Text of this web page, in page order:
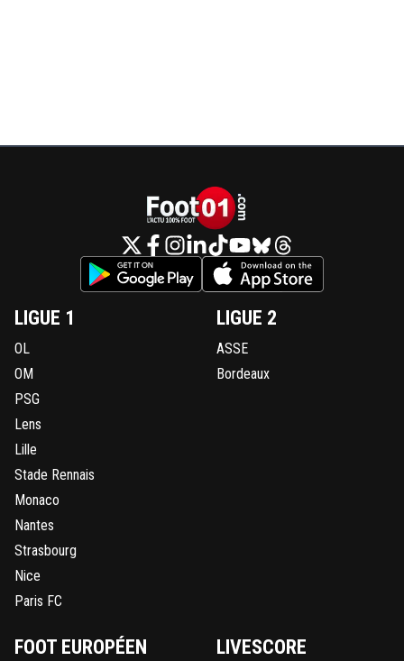
LIGUE 1
OL
OM
PSG
Lens
Lille
Stade Rennais
Monaco
Nantes
Strasbourg
Nice
Paris FC
LIGUE 2
ASSE
Bordeaux
FOOT EUROPÉEN LIVESCORE